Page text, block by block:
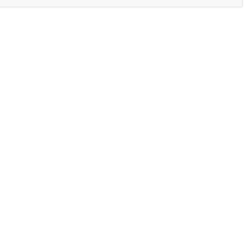
religiösen friedensorientierten Ansatz verwurzelt sind.